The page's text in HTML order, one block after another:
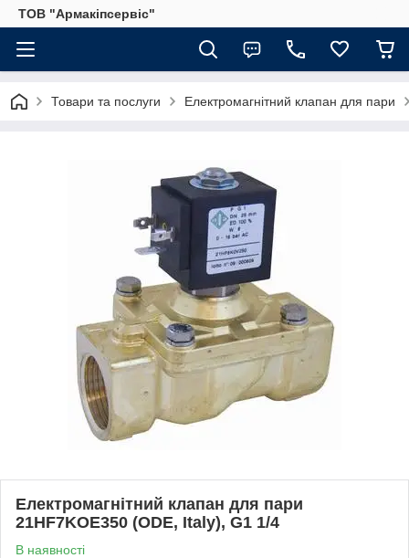
ТОВ "Армакіпсервіс"
Товари та послуги Електромагнітний клапан для пари
Електромагнітний клапан для пари
21HF7KOE350 (ODE, Italy), G1 1/4
В наявності